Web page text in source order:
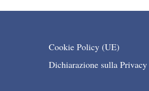
Cookie Policy (UE)
Dichiarazione sulla